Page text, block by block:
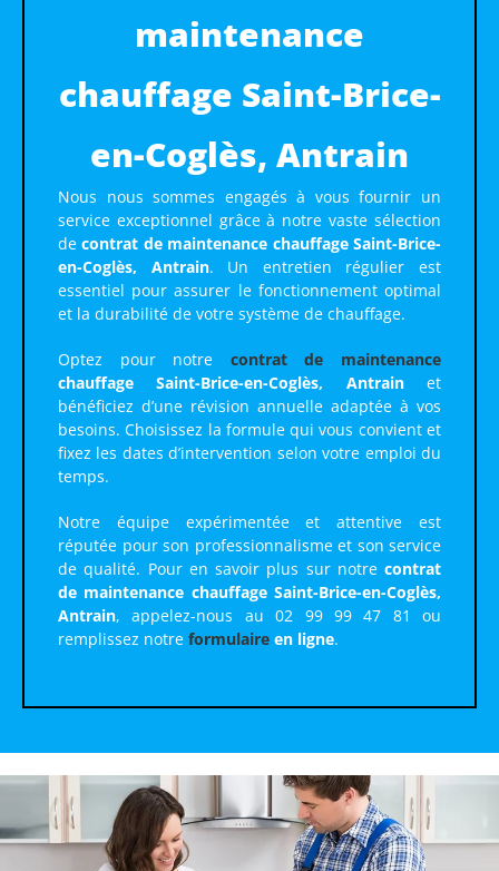
maintenance
chauffage Saint-Brice-
en-Coglès, Antrain
Nous nous sommes engagés à vous fournir un
service exceptionnel grâce à notre vaste sélection
decontrat de maintenance chauffage Saint-Brice-
en-Coglès, Antrain. Un entretien régulier est
essentiel pour assurer le fonctionnement optimal
et la durabilité de votre système de chauffage.
Optez pour notre contrat de maintenance
chauffage Saint-Brice-en-Coglès, Antrainet
bénéficiez d’une révision annuelle adaptée à vos
besoins. Choisissez la formule qui vous convient et
fixez les dates d’intervention selon votre emploi du
temps.
Notre équipe expérimentée et attentive est
réputée pour son professionnalisme et son service
de qualité. Pour en savoir plus sur notre contrat
de maintenance chauffage Saint-Brice-en-Coglès,
Antrain, appelez-nous au 02 99 99 47 81 ou
remplissez notre formulaire en ligne.